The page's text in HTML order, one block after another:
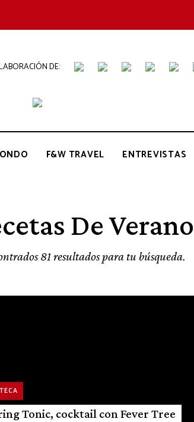
DE:
THE
GOURMET
Periódico
Gastronomía
F&W TRAVEL ENTREVISTAS
De Verano
81 resultados para tu búsqueda.
Tonic, cocktail con Fever Tree